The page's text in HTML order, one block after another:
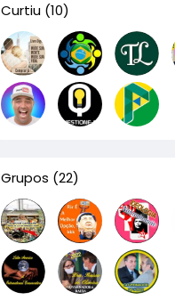
Curtiu (10)
Grupos (22)